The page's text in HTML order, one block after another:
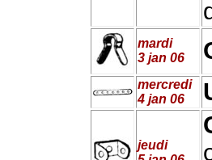
mardi
3 jan 06
mercredi
4 jan 06
jeudi